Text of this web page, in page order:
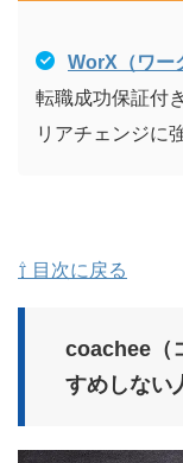
WorX（ワー
転職成功保証付
リアチェンジに
⇧ 目次に戻る
coachee（
すめしない